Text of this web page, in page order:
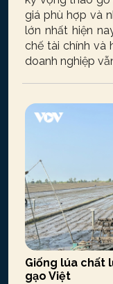
giá phù hợp và
lớn nhất hiện
chế tài chính và
doanh nghiệp
Giống lúa chất
gạo Việt